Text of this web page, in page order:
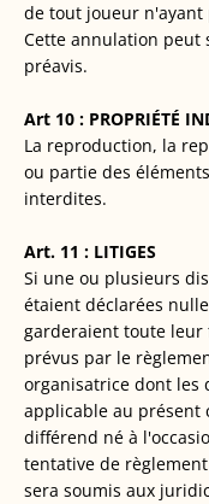
de tout joueur n'ayant
Cette annulation peut
préavis.
Art 10 : PROPRIÉTÉ
La reproduction, la
ou partie des
interdites.
Art. 11 : LITIGES
Si une ou plusieurs
étaient déclarées
garderaient toute leur
prévus par le
organisatrice dont les
applicable au présent
différend né à
tentative de
sera soumis aux